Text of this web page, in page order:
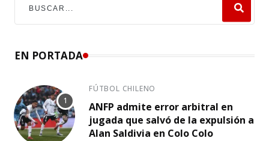
EN PORTADA
FÚTBOL CHILENO
ANFP admite error arbitral en
jugada que salvó de la expulsión a
Alan Saldivia en Colo Colo